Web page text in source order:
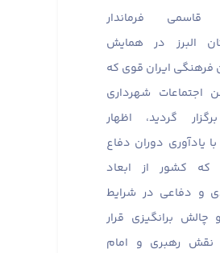
قاسمی فرماندار
البرز در همایش
فرهنگی ایران قوی که
اجتماعات شهرداری
گردید، اظهار
یادآوری دوران دفاع
کشور از ابعاد
و دفاعی در شرایط
برانگیزی قرار
نقش رهبری و امام